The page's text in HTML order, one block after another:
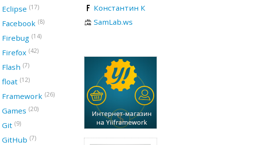
Константин К
SamLab.ws
Eclipse (17)
Facebook (8)
Firebug (14)
Firefox (42)
Flash (7)
float (12)
Framework (26)
Games (20)
Git (9)
GitHub (7)